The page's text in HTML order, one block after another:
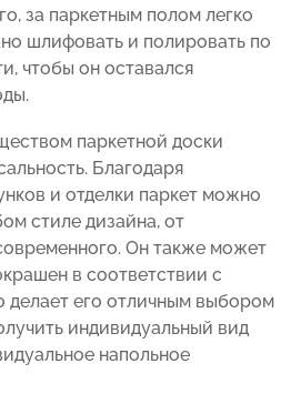
за паркетным полом легко
шлифовать и полировать по
чтобы он оставался
паркетной доски
Благодаря
и отделки паркет можно
стиле дизайна, от
Он также может
в соответствии с
делает его отличным выбором
индивидуальный вид
напольное